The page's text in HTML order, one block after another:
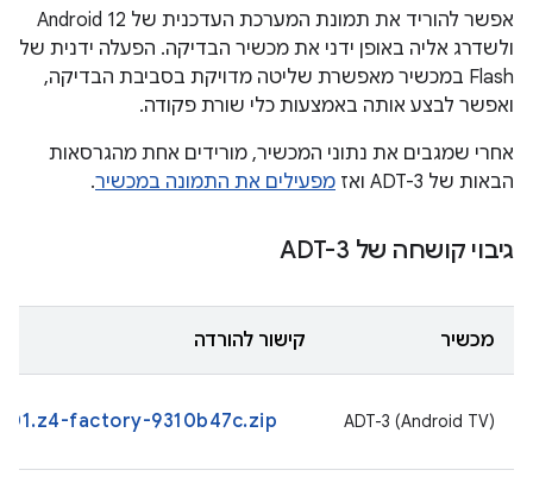
אפשר להוריד את תמונת המערכת העדכנית של Android 12
ולשדרג אליה באופן ידני את מכשיר הבדיקה. הפעלה ידנית של
Flash במכשיר מאפשרת שליטה מדויקת בסביבת הבדיקה,
ואפשר לבצע אותה באמצעות כלי שורת פקודה.
אחרי שמגבים את נתוני המכשיר, מורידים אחת מהגרסאות
הבאות של ADT-3 ואז
מפעילים את התמונה במכשיר.
גיבוי קושחה של ADT-3
מכשיר קישור להורדה
‫ADT-3 (Android TV)
factory-9310b47c.zip